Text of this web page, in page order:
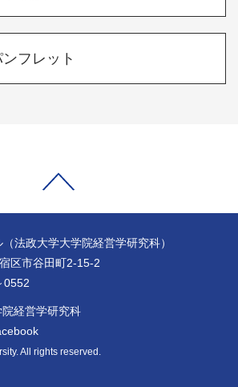
フレット
法政大学大学院経営学研究科）
区市谷田町2-15-2
0552
経営学研究科
All rights reserved.